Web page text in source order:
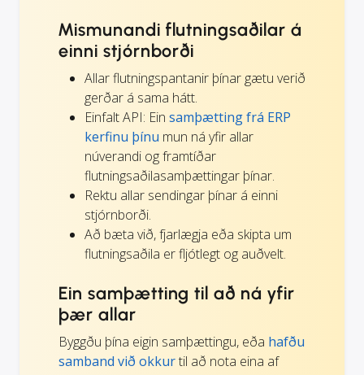
Mismunandi flutningsaðilar á
einni stjórnborði
Allar flutningspantanir þínar gætu verið
gerðar á sama hátt.
Einfalt API: Ein samþætting frá ERP
kerfinu þínu mun ná yfir allar
núverandi og framtíðar
flutningsaðilasamþættingar þínar.
Rektu allar sendingar þínar á einni
stjórnborði.
Að bæta við, fjarlægja eða skipta um
flutningsaðila er fljótlegt og auðvelt.
Ein samþætting til að ná yfir
þær allar
Byggðu þína eigin samþættingu, eða hafðu
samband við okkurtil að nota eina af